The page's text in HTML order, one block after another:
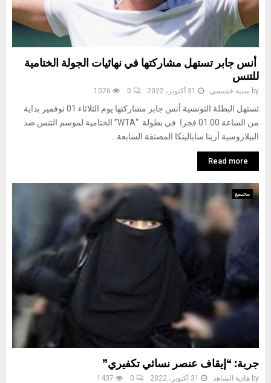
أنس جابر تستهل مشاركتها في نهائيات الجولة الختامية
للتنس
by سنية خميسي 31 أكتوبر، 2022 0
1076
تستهل البطلة التونسية أنس جابر مشاركتها يوم الثلاثاء 01 نوفمير بداية
من الساعة 01:00 فجرا في بطولة “WTA” الختامية لموسم التنس ضد
البيلاروسية أرينا سابالينكا المصنفة السابعة...
Read more
مجتمع
جربة: “إيقاف عنصر نسائي تكفيري”
by هادية الشاهد 31 أكتوبر، 2022 0
1437